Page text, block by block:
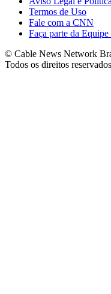
Termos de Uso
Fale com a CNN
Faça parte da
© Cable News Network
Todos os direitos